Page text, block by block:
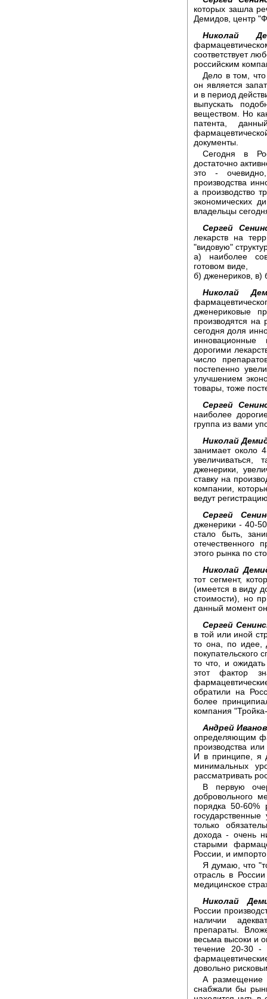
которых зашла
Демидов, центр
Николай
соответствует
российским
Дело в том,
он является
и в период
выпускать
веществом. Но
патента,
документы.
Сегодня в
достаточно
это -
производства
а производство
экономических
владельцы
Сергей
лекарств на
"видовую"
а) наиболее
готовом виде,
б) дженериков, в)
Николай
дженериковые
производятся на
сегодня доля
дорогими
число
постепенно
улучшением
товары, тоже
Сергей
наиболее
группа из вами
Николай
занимает около
увеличиваться,
дженерики,
ставку на
компании,
ведут
Сергей
дженерики - 40-
стало быть,
этого рынка по
Николай
тот сегмент,
(имеется в виду
стоимости), но
данный момент
Сергей
в той или иной
то она, по идее,
покупательского
то что, и
этот фактор
обратили на
более
компания
Андрей
определяющим
производства
И в принципе, я
минимальных
рассматривать
В первую
добровольного
порядка 50-60%
только
дохода - очень
старыми
России, и
Я думаю, что
отрасль в
медицинское
Николай
России
наличии
препараты.
весьма высоки и
течение 20-30
довольно
А размещение
снабжали бы